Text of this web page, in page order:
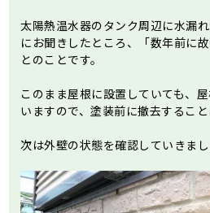
太陽熱温水器のタンク周辺に水漏
にお聞きしたところ、「数年前に
とのことです。
このまま屋根に設置していても、
いますので、塗装前に撤去すること
次は外壁の状態を確認していきまし